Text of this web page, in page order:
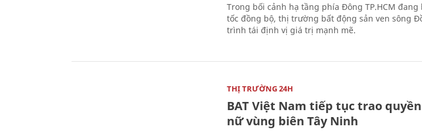
Trong bối cảnh hạ tầng phía Đông TP.HCM
tốc đồng bộ, thị trường bất động sản ven sông
trình tái định vị giá trị mạnh mẽ.
THỊ TRƯỜNG 24H
BAT Việt Nam tiếp tục trao
nữ vùng biên Tây Ninh